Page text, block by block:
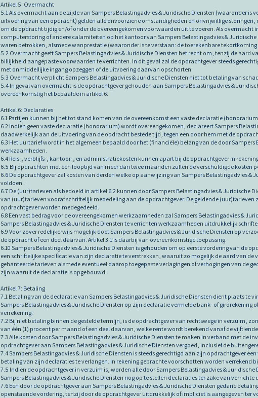
Artikel 5: Overmacht
5.1 Als overmacht aan de zijde van Sampers Belastingadvies & Juridische Diensten (waaronder
uitvoering van een opdracht) gelden alle onvoorziene omstandigheden en onvrijwillige
om de opdracht tijdig en/of onder de overeengekomen voorwaarden uit te voeren. Als
computerstoring of andere calamiteiten op het kantoor van Sampers Belastingadvies &
waren betrokken, alsmede wanprestatie (waaronder is te verstaan: de toerekenbare
5.2 Overmacht geeft Sampers Belastingadvies & Juridische Diensten het recht om, tenzij de
billijkheid aangepaste voorwaarden te verrichten. In dit geval zal de opdrachtgever steeds
met onmiddellijke ingang opzeggen of de uitvoering daarvan opschorten.
5.3 Overmacht verplicht Sampers Belastingadvies & Juridische Diensten niet tot betaling van
5.4 In geval van overmacht is de opdrachtgever gehouden aan Sampers Belastingadvies &
overeenkomstig het bepaalde in artikel 6.
Artikel 6: Declaraties
6.1 Partijen kunnen bij het tot stand komen van de overeenkomst een vaste declaratie
6.2 Indien geen vaste declaratie (honorarium) wordt overeengekomen, declareert Sampers
daadwerkelijk aan de uitvoering van de opdracht bestede tijd, tegen een door hem met de
6.3 Het uurtarief wordt in het algemeen bepaald door het (financiële) belang van de door
werkzaamheden.
6.4 Reis-, verblijfs-, kantoor-, en administratiekosten kunnen apart bij de opdrachtgever in
6.5 Bij opdrachten met een looptijd van meer dan twee maanden zullen de verschuldigde kosten
6.6 De opdrachtgever zal kosten van derden welke op aanwijzing van Sampers Belastingadvies
voldoen.
6.7 De (uur)tarieven als bedoeld in artikel 6.2 kunnen door Sampers Belastingadvies &
van (uur)tarieven vooraf schriftelijk mededeling aan de opdrachtgever. De geldende (uur)tarieven
opdrachtgever worden medegedeeld.
6.8 Een vast bedrag voor de overeengekomen werkzaamheden zal Sampers Belastingadvies &
Sampers Belastingadvies & Juridische Diensten te verrichten werkzaamheden uitdrukkelijk
6.9 Voor zover redelijkerwijs mogelijk doet Sampers Belastingadvies & Juridische Diensten op
de opdracht of een deel daarvan. Artikel 3.1 is daarbij van overeenkomstige toepassing.
6.10 Sampers Belastingadvies & Juridische Diensten is gehouden om op eerste vordering van de
een schriftelijke specificatie van zijn declaratie te verstrekken, waaruit zo mogelijk de aard van
gehanteerde tarieven alsmede eventueel daarop toegepaste verlagingen of verhogingen van de
zijn waaruit de declaratie is opgebouwd.
Artikel 7: Betaling
7.1 Betaling van de declaratie van Sampers Belastingadvies & Juridische Diensten dient plaats
Sampers Belastingadvies & Juridische Diensten op zijn declaratie vermelde bank- of
verrekening.
7.2 Bij niet betaling binnen de gestelde termijn, is de opdrachtgever van rechtswege in verzuim,
van één (1) procent per maand of een deel daarvan, welke rente wordt berekend vanaf de
7.3 Alle kosten door Sampers Belastingadvies & Juridische Diensten te maken in verband met
opdrachtgever aan Sampers Belastingadvies & Juridische Diensten vergoed, inclusief de
7.4 Sampers Belastingadvies & Juridische Diensten is steeds gerechtigd aan zijn opdrachtgever
betaling van zijn declaraties te verlangen. In rekening gebrachte voorschotten worden verrekend
7.5 Indien de opdrachtgever in verzuim is, worden alle door Sampers Belastingadvies &
Sampers Belastingadvies & Juridische Diensten nog op te stellen declaraties ter zake van
7.6 Een door de opdrachtgever aan Sampers Belastingadvies & Juridische Diensten gedane
openstaande vordering, tenzij door de opdrachtgever uitdrukkelijk of impliciet is aangegeven ter